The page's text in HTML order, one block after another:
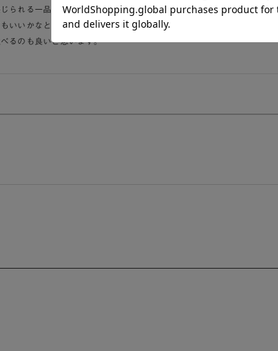
られる一品です。やはり手仕事モノはいいですね。一般にもリーズ
いいかなと思い星は4つです。が、充分に素敵なそば皿です。
るのも良いと思います。